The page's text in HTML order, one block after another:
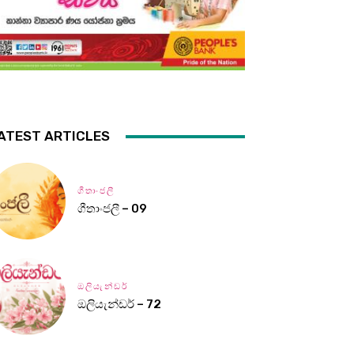
ARTICLES
ගීතාංජලී
ගීතාංජලී – 09
ඔලියැන්ඩර්
ඔලියැන්ඩර් – 72